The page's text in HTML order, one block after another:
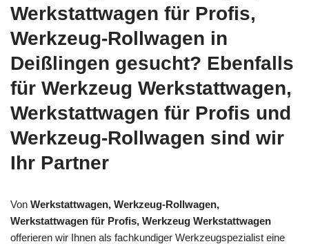
Werkstattwagen für Profis,
Werkzeug-Rollwagen in
Deißlingen gesucht? Ebenfalls
für Werkzeug Werkstattwagen,
Werkstattwagen für Profis und
Werkzeug-Rollwagen sind wir
Ihr Partner
Von Werkstattwagen, Werkzeug-Rollwagen,
Werkstattwagen für Profis, Werkzeug Werkstattwagen
offerieren wir Ihnen als fachkundiger Werkzeugspezialist eine